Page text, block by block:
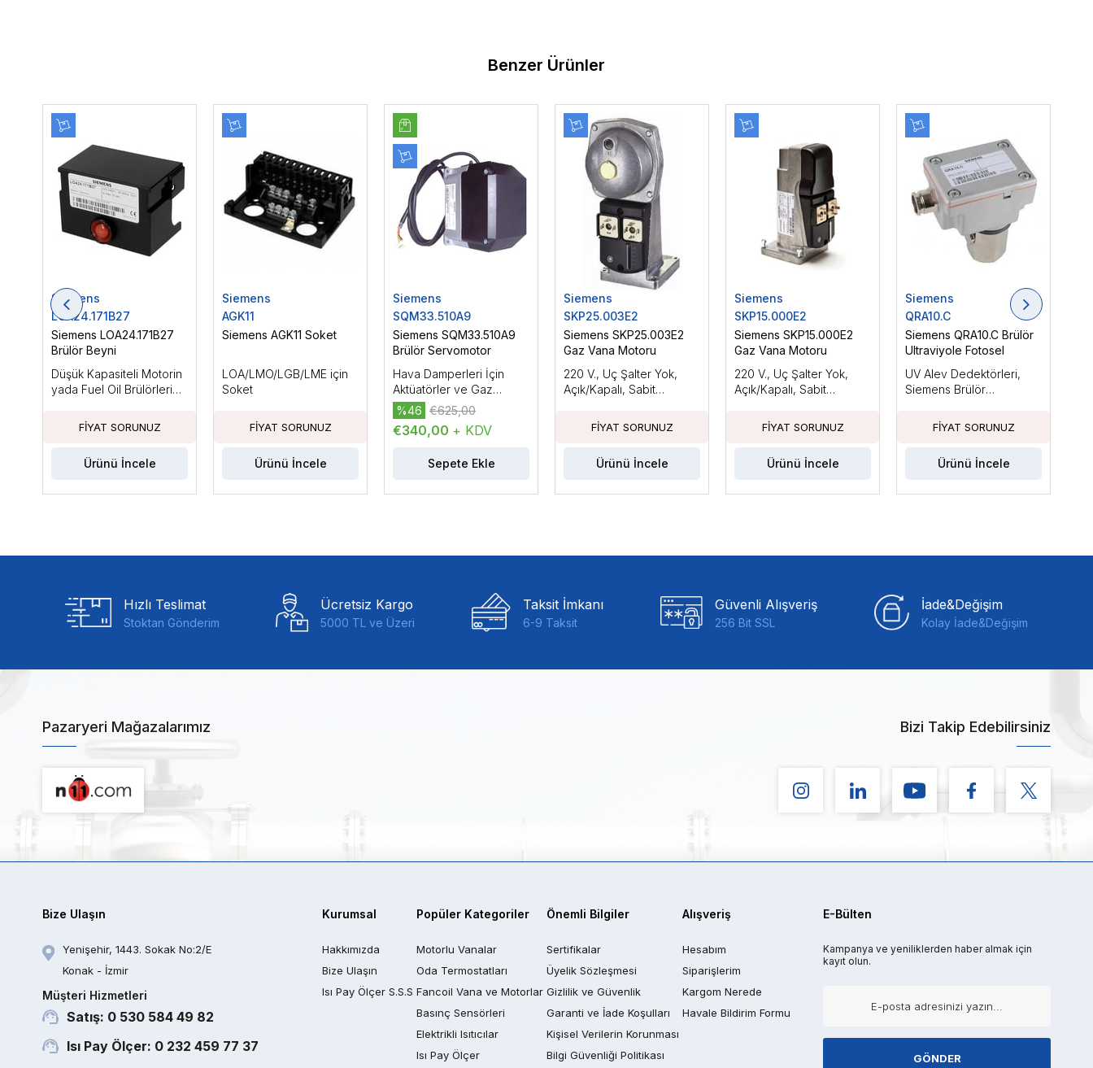
Benzer Ürünler
Siemens
LOA24.171B27
Siemens LOA24.171B27
Brülör Beyni
Düşük Kapasiteli Motorin
yada Fuel Oil Brülörleri
Ürünü İncele
Siemens
AGK11
Siemens AGK11 Soket
LOA/LMO/LGB/LME için
Soket
Ürünü İncele
Siemens
SQM33.510A9
Siemens SQM33.510A9
Brülör Servomotor
Hava Damperleri İçin
Aktüatörler ve Gaz
Damperleri, Elektromotor
Aktüatörler, AC/DC 24
V.Tutma Torku:3Nm,
€340,00 + KDV
%46 €625,00
Sepete Ekle
Siemens
SKP25.003E2
Siemens SKP25.003E2
Gaz Vana Motoru
220 V., Uç Şalter Yok,
Açık/Kapalı, Sabit
Kadar Basınç Regülatörlü
Ürünü İncele
Siemens
SKP15.000E2
Siemens SKP15.000E2
Gaz Vana Motoru
220 V., Uç Şalter Yok,
Açık/Kapalı, Sabit
Ürünü İncele
Siemens
QRA10.C
Siemens QRA10.C Brülör
Ultraviyole Fotosel
UV Alev Dedektörleri,
Siemens Brülör
İçin Tasarlanmıştır
Ürünü İncele
Hızlı Teslimat
Stoktan Gönderim
Ücretsiz Kargo
5000 TL ve Üzeri
Taksit İmkanı
6-9 Taksit
Güvenli Alışveriş
256 Bit SSL
İade&Değişim
Kolay İade&Değişim
Pazaryeri Mağazalarımız Bizi Takip Edebilirsiniz
Bize Ulaşın
Yenişehir, 1443. Sokak No:2/E
Konak - İzmir
Müşteri Hizmetleri
Satış: 0 530 584 49 82
Isı Pay Ölçer: 0 232 459 77 37
Kurumsal
Hakkımızda
Bize Ulaşın
Isı Pay Ölçer S.S.S
Popüler Kategoriler
Motorlu Vanalar
Oda Termostatları
Fancoil Vana ve Motorlar
Basınç Sensörleri
Elektrikli Isıtıcılar
Isı Pay Ölçer
Önemli Bilgiler
Sertifikalar
Üyelik Sözleşmesi
Gizlilik ve Güvenlik
Garanti ve İade Koşulları
Kişisel Verilerin Korunması
Bilgi Güvenliği Politikası
Alışveriş
Hesabım
Siparişlerim
Kargom Nerede
Havale Bildirim Formu
E-Bülten
Kampanya ve yeniliklerden haber almak için
kayıt olun.
GÖNDER